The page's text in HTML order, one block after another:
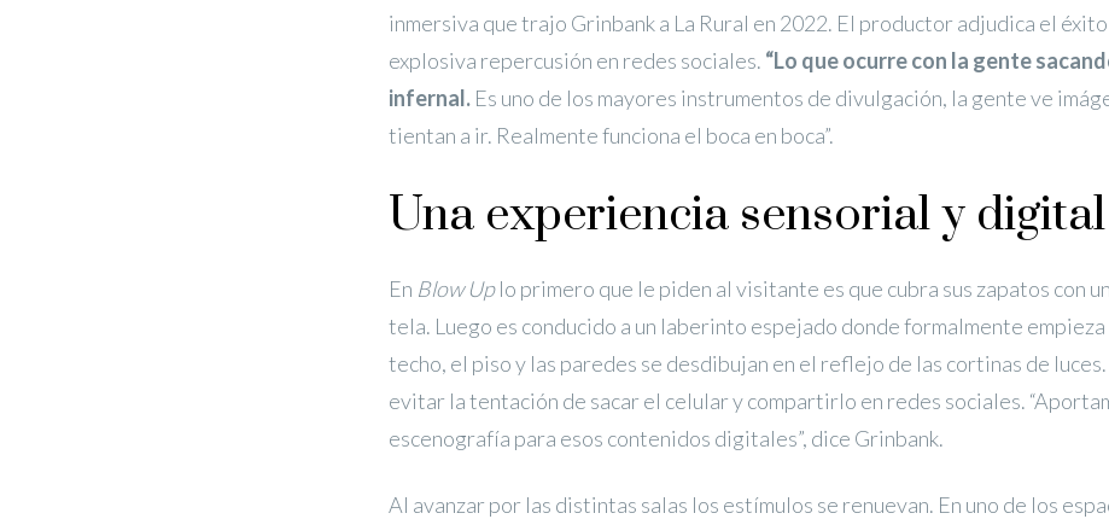
inmersiva que trajo Grinbank a La Rural en 2022. El productor adjudica el éxito
explosiva repercusión en redes sociales. “Lo que ocurre con la gente
infernal. Es uno de los mayores instrumentos de divulgación, la gente ve
tientan a ir. Realmente funciona el boca en boca”.
Una experiencia sensorial y digital
En Blow Uplo primero que le piden al visitante es que cubra sus zapatos con
tela. Luego es conducido a un laberinto espejado donde formalmente
techo, el piso y las paredes se desdibujan en el reflejo de las cortinas de
evitar la tentación de sacar el celular y compartirlo en redes sociales.
escenografía para esos contenidos digitales”, dice Grinbank.
Al avanzar por las distintas salas los estímulos se renuevan. En uno de los